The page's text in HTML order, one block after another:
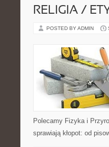
RELIGIA /
POSTED BY ADMIN
Polecamy Fizyka i
sprawiają kłopot: od